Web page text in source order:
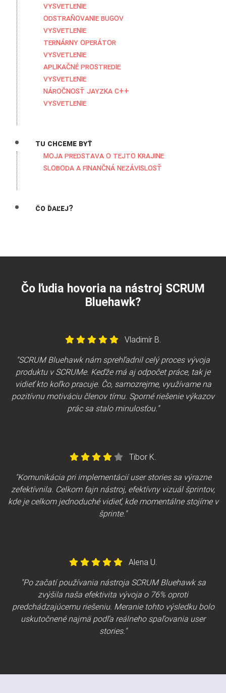
Vysvetlenie
Odstraňovanie bugov
Vysvetlenie
Ternárny operátor
Vysvetlenie
Aplikačné prostredie
Vysvetlenie
Náročnosť jayzka C++
Vysvetlenie
Tu chceme byť
Moja predstava o tejto krajine
Sloboda a Finančná nezávislosť
Čo ďaľej?
Čo ľudia hovoria na nástroj SCRUM
Bluehawk?
Vladimír B.
"SCRUM Bluehawk nám sprehľadnil celý proces vývoja
produktu v SCRUMe. Keďže má aj odpočet práce, tak je
vidieť kto koľko pracuje. Čo, samozrejme, využívame na
pozitívnu motiváciu členov tímu. Sporné riešenie výkazov
prác sa stalo minulosťou."
Tibor K.
"Komunikácia pri implementácií user stories sa výrazne
zefektívnila. Celkom fajn nástroj, efektívny vizuál šprintov,
kde je celkom jednoduché vidieť, kde momentálne stojíme v
šprinte."
Alena U.
"Po začatí používania nástroja SCRUM Bluehawk sa
zvýšila naša efektivita vývoja o 76% oproti
predchádzajúcemu riešeniu. Meranie tohto výsledku bolo
uskutočnené najmä podľa reálneho spaľovania user
stories."